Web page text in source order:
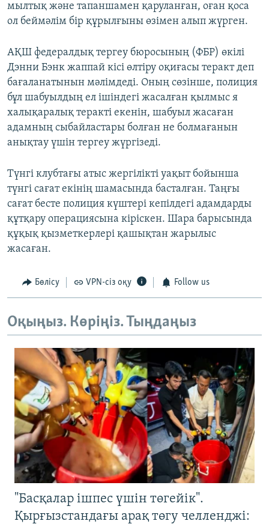
мылтық және тапаншамен қаруланған, оған қоса
ол беймәлім бір құрылғыны өзімен алып жүрген.
АҚШ федералдық тергеу бюросының (ФБР) өкілі
Дэнни Бэнк жаппай кісі өлтіру оқиғасы теракт деп
бағаланатынын мәлімдеді. Оның сөзінше, полиция
бұл шабуылдың ел ішіндегі жасалған қылмыс я
халықаралық теракті екенін, шабуыл жасаған
адамның сыбайластары болған не болмағанын
анықтау үшін тергеу жүргізеді.
Түнгі клубтағы атыс жергілікті уақыт бойынша
түнгі сағат екінің шамасында басталған. Таңғы
сағат бесте полиция күштері кепілдегі адамдарды
құтқару операциясына кіріскен. Шара барысында
құқық қызметкерлері қашықтан жарылыс
жасаған.
Бөлісу VPN-сіз оқу Follow us
Оқыңыз. Көріңіз. Тыңдаңыз
"Басқалар ішпес үшін төгейік".
Қырғызстандағы арақ төгу челленджі: